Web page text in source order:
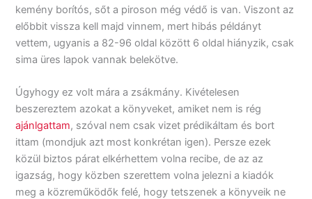
kemény borítós, sőt a piroson még védő is van. Viszont az
előbbit vissza kell majd vinnem, mert hibás példányt
vettem, ugyanis a 82-96 oldal között 6 oldal hiányzik, csak
sima üres lapok vannak belekötve.
Úgyhogy ez volt mára a zsákmány. Kivételesen
beszereztem azokat a könyveket, amiket nem is rég
ajánlgattam, szóval nem csak vizet prédikáltam és bort
ittam (mondjuk azt most konkrétan igen). Persze ezek
közül biztos párat elkérhettem volna recibe, de az az
igazság, hogy közben szerettem volna jelezni a kiadók
meg a közreműködők felé, hogy tetszenek a könyveik ne